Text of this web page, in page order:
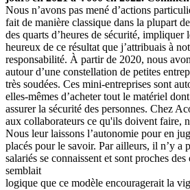
Nous n’avons pas mené d’actions
fait de manière classique dans la plupart
des quarts d’heures de sécurité,
heureux de ce résultat que j’attribuais à
responsabilité. À partir de 2020, nous
autour d’une constellation de petites
très soudées. Ces mini-entreprises sont
elles-mêmes d’acheter tout le matériel
assurer la sécurité des personnes. Chez
aux collaborateurs ce qu'ils doivent faire,
Nous leur laissons l’autonomie pour en
placés pour le savoir. Par ailleurs, il n’y a
salariés se connaissent et sont proches
semblait
logique que ce modèle encouragerait la